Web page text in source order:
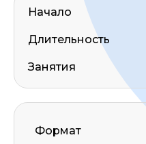
Начало
Длительность
Занятия
Формат